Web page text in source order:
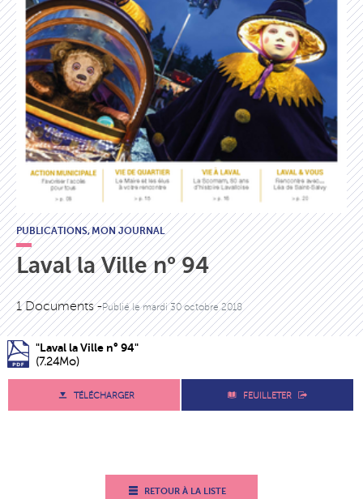
PUBLICATIONS,MON JOURNAL
Laval la Ville n° 94
1 Documents -Publié lemardi 30 octobre 2018
"Laval la Ville n° 94"
(7.24Mo)
TÉLÉCHARGER FEUILLETER
RETOUR À LA LISTE